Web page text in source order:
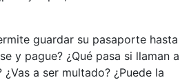
guardar su pasaporte hasta
y pague? ¿Qué pasa si llaman a
¿Vas a ser multado? ¿Puede la